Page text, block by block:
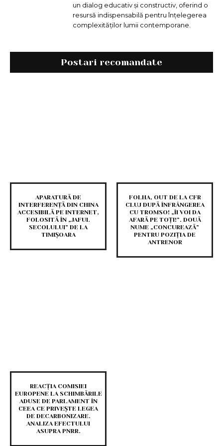
un dialog educativ și constructiv, oferind o
resursă indispensabilă pentru înțelegerea
complexităților lumii contemporane.
Postari recomandate
APARATURĂ DE
INTERFERENȚĂ DIN CHINA
ACCESIBILĂ PE INTERNET,
FOLOSITĂ ÎN „JAFUL
SECOLULUI” DE LA
TIMIȘOARA
FOLHA, OUT DE LA CFR
CLUJ DUPĂ ÎNFRÂNGEREA
CU TROMSO! „ÎI VOI DA
AFARĂ PE TOȚI!”. DOUĂ
NUME „CONCUREAZĂ”
PENTRU POZIȚIA DE
ANTRENOR
REACȚIA COMISIEI
EUROPENE LA SCHIMBĂRILE
ADUSE DE PARLAMENT ÎN
CEEA CE PRIVEȘTE LEGEA
DE DECARBONIZARE.
ANALIZA EFECTULUI
ASUPRA PNRR.